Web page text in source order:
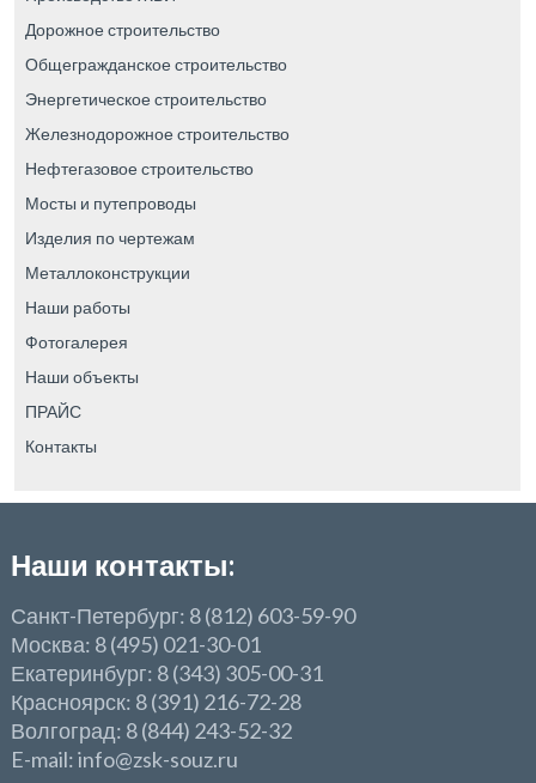
Дорожное строительство
Общегражданское строительство
Энергетическое строительство
Железнодорожное строительство
Нефтегазовое строительство
Мосты и путепроводы
Изделия по чертежам
Металлоконструкции
Наши работы
Фотогалерея
Наши объекты
ПРАЙС
Контакты
Наши контакты:
Санкт-Петербург: 8 (812) 603-59-90
Москва: 8 (495) 021-30-01
Екатеринбург: 8 (343) 305-00-31
Красноярск: 8 (391) 216-72-28
Волгоград: 8 (844) 243-52-32
E-mail: info@zsk-souz.ru